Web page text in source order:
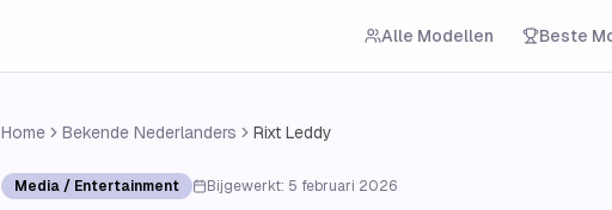
Alle Modellen Beste
Home Bekende Nederlanders Rixt Leddy
Media / Entertainment Bijgewerkt: 5 februari 2026